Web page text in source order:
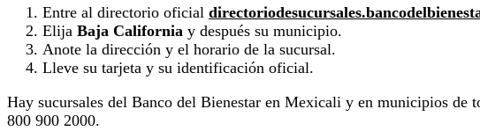
Entre al directorio oficial
Elija Baja California y después su municipio.
Anote la dirección y el horario de la sucursal.
Lleve su tarjeta y su identificación oficial.
Hay sucursales del Banco del Bienestar en Mexicali y en municipios de
800 900 2000.